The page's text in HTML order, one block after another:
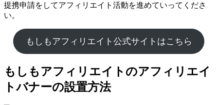
提携申請をしてアフィリエイト活動を進めていってくださ
い。
もしもアフィリエイト公式サイトはこちら
もしもアフィリエイトのアフィリエイ
トバナーの設置方法